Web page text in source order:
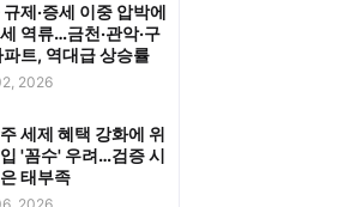
제·증세 이중 압박에
역류…금천·관악·구
파트, 역대급 상승률
2026
세제 혜택 강화에 위
'꼼수' 우려…검증 시
태부족